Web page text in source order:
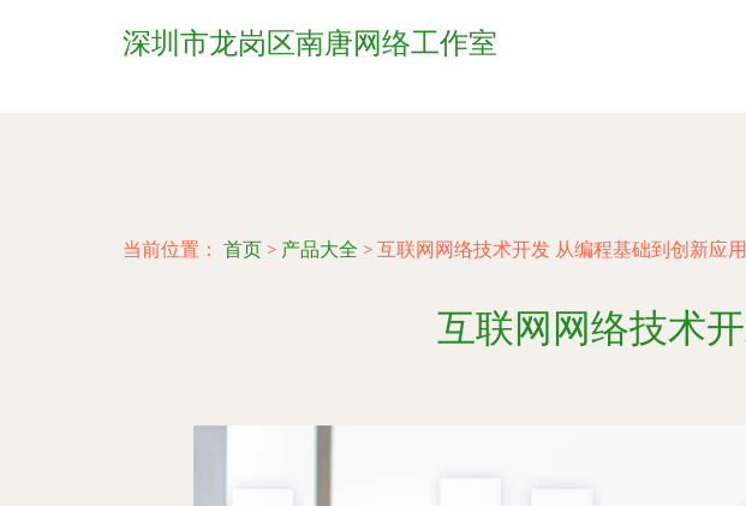
深圳市龙岗区南唐网络工作室
当前位置： 首页 > 产品大全 > 互联网网络技术开发 从编程基础到创新应用
互联网网络技术